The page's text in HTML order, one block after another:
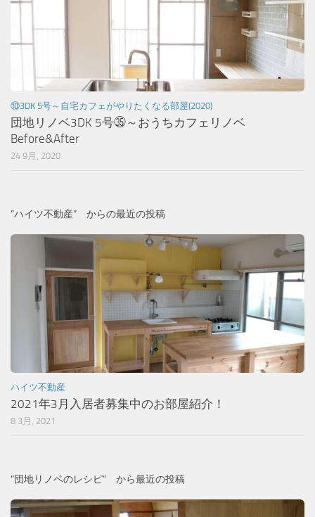
⑩3DK 5号～自宅カフェがやりたくなる部屋(2020)
団地リノベ3DK 5号㉟～おうちカフェリノベ
Before&After
24 9月, 2020
”ハイツ不動産” からの最近の投稿
ハイツ不動産
2021年3月入居者募集中のお部屋紹介！
8 3月, 2021
”団地リノベのレシピ” から最近の投稿